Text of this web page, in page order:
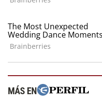
MÁS EN